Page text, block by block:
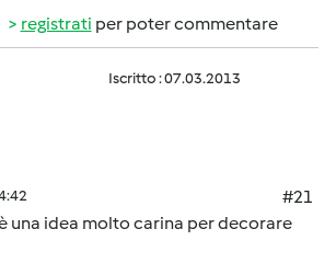
registrati per poter commentare
Iscritto : 07.03.2013
#21
una idea molto carina per decorare